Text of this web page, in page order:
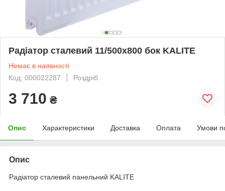
Радіатор сталевий 11/500x800 бок KALITE
Немає в наявності
Код: 000022287
Роздріб
3 710 ₴
Опис Характеристики Доставка Оплата Умови
Опис
Радіатор сталевий панельний KALITE